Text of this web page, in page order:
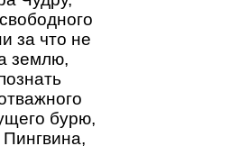
за что не
землю,
бурю,
Пингвина,